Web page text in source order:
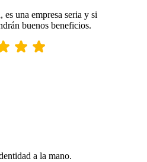
una empresa seria y si
buenos beneficios.
a la mano.